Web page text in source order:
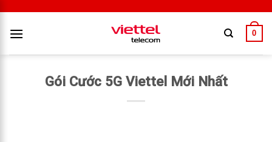
0
Gói Cước 5G Viettel Mới Nhất